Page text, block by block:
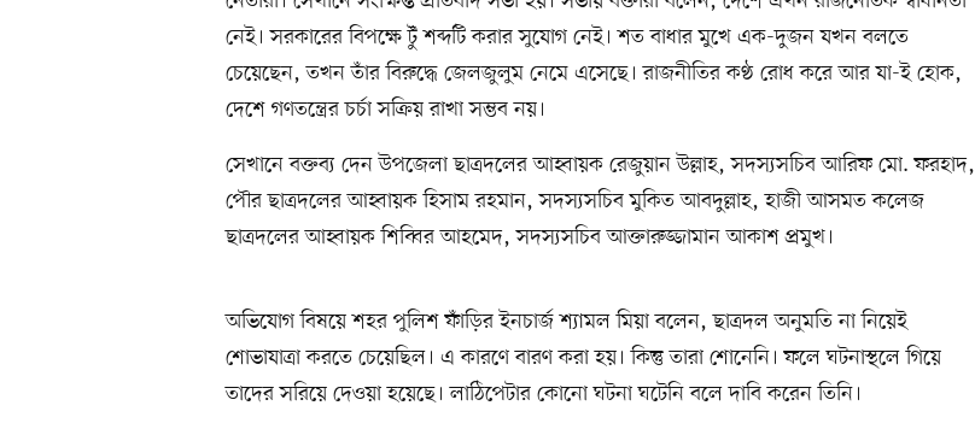
নেই। সরকারের বিপক্ষে টুঁ শব্দটি করার সুযোগ নেই। শত বাধার মুখে এক-দুজন যখন বলতে
চেয়েছেন, তখন তাঁর বিরুদ্ধে জেলজুলুম নেমে এসেছে। রাজনীতির কণ্ঠ রোধ করে আর যা-ই হোক,
দেশে গণতন্ত্রের চর্চা সক্রিয় রাখা সম্ভব নয়।
সেখানে বক্তব্য দেন উপজেলা ছাত্রদলের আহ্বায়ক রেজুয়ান উল্লাহ, সদস্যসচিব আরিফ মো. ফরহাদ,
পৌর ছাত্রদলের আহ্বায়ক হিসাম রহমান, সদস্যসচিব মুকিত আবদুল্লাহ, হাজী আসমত কলেজ
ছাত্রদলের আহ্বায়ক শিব্বির আহমেদ, সদস্যসচিব আক্তারুজ্জামান আকাশ প্রমুখ।
অভিযোগ বিষয়ে শহর পুলিশ ফাঁড়ির ইনচার্জ শ্যামল মিয়া বলেন, ছাত্রদল অনুমতি না নিয়েই
শোভাযাত্রা করতে চেয়েছিল। এ কারণে বারণ করা হয়। কিন্তু তারা শোনেনি। ফলে ঘটনাস্থলে গিয়ে
তাদের সরিয়ে দেওয়া হয়েছে। লাঠিপেটার কোনো ঘটনা ঘটেনি বলে দাবি করেন তিনি।